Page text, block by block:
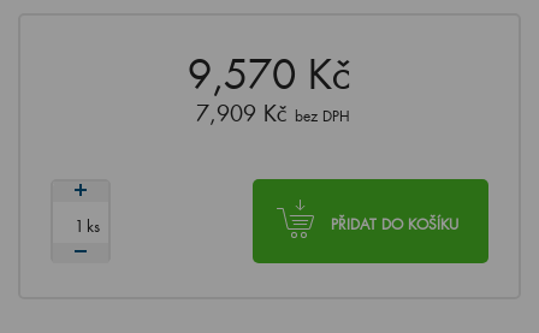
9,570 Kč
7,909 Kč bez DPH
PŘIDAT DO KOŠÍKU
ks